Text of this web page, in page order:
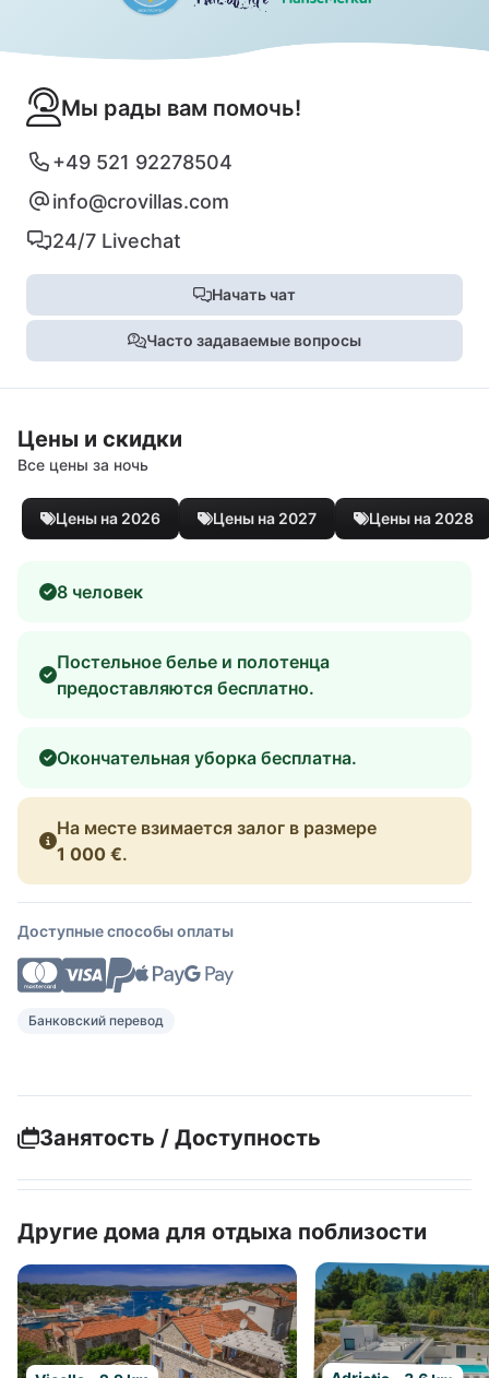
Мы рады вам помочь!
+49 521 92278504
info@crovillas.com
24/7 Livechat
Начать чат
Часто задаваемые вопросы
Цены и скидки
Все цены за ночь
Цены на 2026 Цены на 2027 Цены на 2028
8 человек
Постельное белье и полотенца
предоставляются бесплатно.
Окончательная уборка бесплатна.
На месте взимается залог в размере
1 000 €.
Доступные способы оплаты
Банковский перевод
Занятость / Доступность
Другие дома для отдыха поблизости